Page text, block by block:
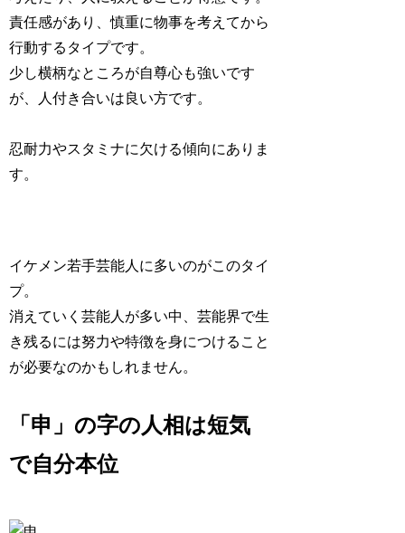
責任感があり、慎重に物事を考えてから
行動するタイプです。
少し横柄なところが自尊心も強いです
が、人付き合いは良い方です。
忍耐力やスタミナに欠ける傾向にありま
す。
イケメン若手芸能人に多いのがこのタイ
プ。
消えていく芸能人が多い中、芸能界で生
き残るには努力や特徴を身につけること
が必要なのかもしれません。
「申」の字の人相は短気
で自分本位